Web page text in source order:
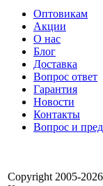
Оптовикам
Акции
О нас
Блог
Доставка
Вопрос ответ
Гарантия
Новости
Контакты
Вопрос и
Copyright 2005-